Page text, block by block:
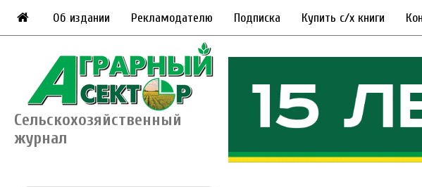
Об издании Рекламодателю Подписка Купить с/х книги
Сельскохозяйственный
журнал